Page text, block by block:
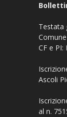
Testata
CF e PI:
Ascoli
al n.